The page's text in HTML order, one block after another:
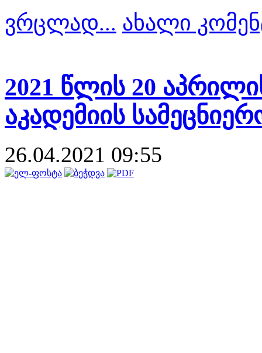
ვრცლად... ახალი
2021 წლის 20
აკადემიის
26.04.2021 09:55